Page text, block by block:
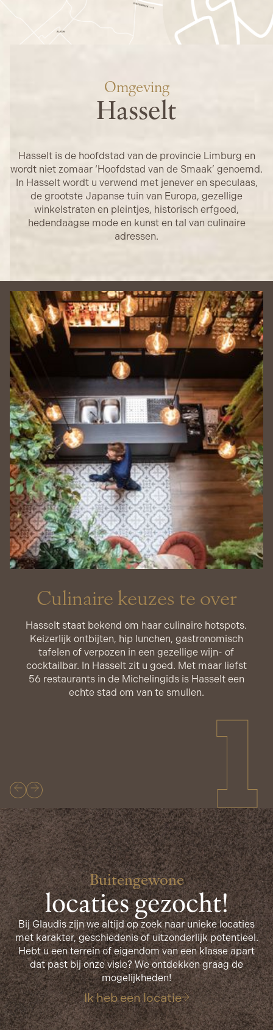
wooncomfort en gebruiksgemak. Het
verhoogd akoestisch niveau garandeert u alle
rust en onze belofte van een optimale
Omgeving
Hasselt
Hasselt is de hoofdstad van de provincie Limburg en
wordt niet zomaar ‘Hoofdstad van de Smaak’ genoemd.
In Hasselt wordt u verwend met jenever en speculaas,
de grootste Japanse tuin van Europa, gezellige
winkelstraten en pleintjes, historisch erfgoed,
hedendaagse mode en kunst en tal van culinaire
adressen.
Culinaire keuzes te over
Hasselt staat bekend om haar culinaire hotspots.
Keizerlijk ontbijten, hip lunchen, gastronomisch
tafelen of verpozen in een gezellige wijn- of
cocktailbar. In Hasselt zit u goed. Met maar liefst
56 restaurants in de Michelingids is Hasselt een
echte stad om van te smullen.
1
Buitengewone
locaties gezocht!
Bij Glaudis zijn we altijd op zoek naar unieke locaties
met karakter, geschiedenis of uitzonderlijk potentieel.
Hebt u een terrein of eigendom van een klasse apart
dat past bij onze visie? We ontdekken graag de
mogelijkheden!
Ik heb een locatie